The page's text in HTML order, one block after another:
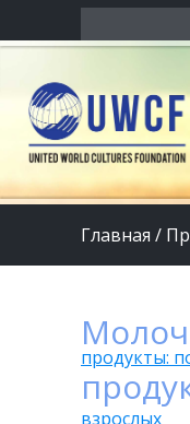
Главная /
продукты:
взрослых